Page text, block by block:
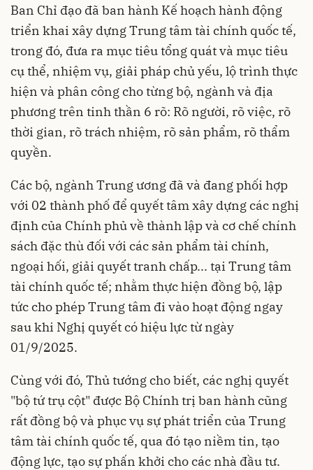
Ban Chỉ đạo đã ban hành Kế hoạch hành động
triển khai xây dựng Trung tâm tài chính quốc tế,
trong đó, đưa ra mục tiêu tổng quát và mục tiêu
cụ thể, nhiệm vụ, giải pháp chủ yếu, lộ trình thực
hiện và phân công cho từng bộ, ngành và địa
phương trên tinh thần 6 rõ: Rõ người, rõ việc, rõ
thời gian, rõ trách nhiệm, rõ sản phẩm, rõ thẩm
quyền.
Các bộ, ngành Trung ương đã và đang phối hợp
với 02 thành phố để quyết tâm xây dựng các nghị
định của Chính phủ về thành lập và cơ chế chính
sách đặc thù đối với các sản phẩm tài chính,
ngoại hối, giải quyết tranh chấp... tại Trung tâm
tài chính quốc tế; nhằm thực hiện đồng bộ, lập
tức cho phép Trung tâm đi vào hoạt động ngay
sau khi Nghị quyết có hiệu lực từ ngày
01/9/2025.
Cùng với đó, Thủ tướng cho biết, các nghị quyết
"bộ tứ trụ cột" được Bộ Chính trị ban hành cũng
rất đồng bộ và phục vụ sự phát triển của Trung
tâm tài chính quốc tế, qua đó tạo niềm tin, tạo
động lực, tạo sự phấn khởi cho các nhà đầu tư.